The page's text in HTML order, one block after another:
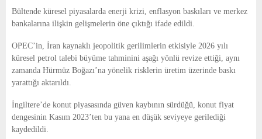
U
Bültende küresel piyasalarda enerji krizi, enflasyon baskıları ve merkez
bankalarına ilişkin gelişmelerin öne çıktığı ifade edildi.
OPEC’in, İran kaynaklı jeopolitik gerilimlerin etkisiyle 2026 yılı
küresel petrol talebi büyüme tahminini aşağı yönlü revize ettiği, aynı
zamanda Hürmüz Boğazı’na yönelik risklerin üretim üzerinde baskı
yarattığı aktarıldı.
İngiltere’de konut piyasasında güven kaybının sürdüğü, konut fiyat
dengesinin Kasım 2023’ten bu yana en düşük seviyeye gerilediği
kaydedildi.